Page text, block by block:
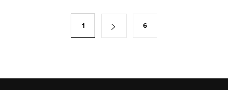
1 6